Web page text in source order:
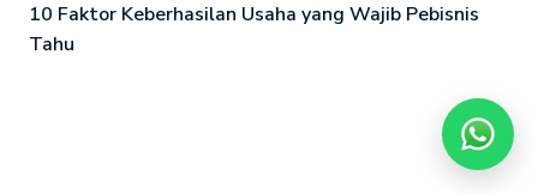
10 Faktor Keberhasilan Usaha yang Wajib Pebisnis
Tahu